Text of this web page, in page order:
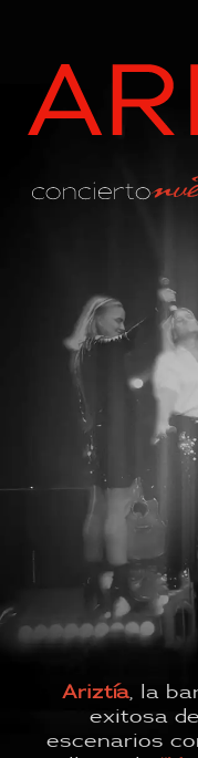
Ariztía, la
exitosa
escenarios